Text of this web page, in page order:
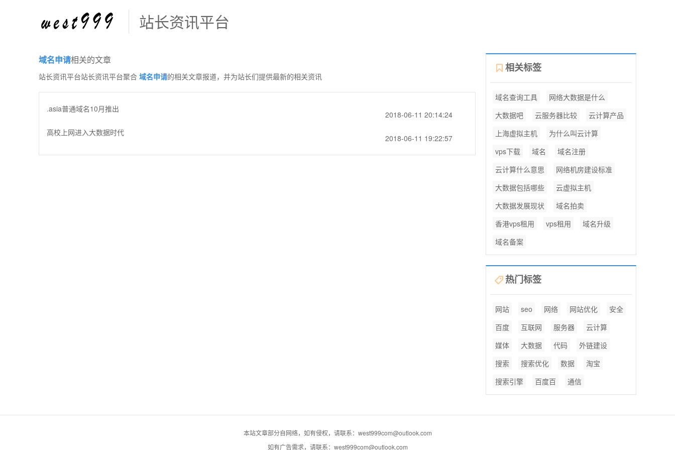
站长资讯平台
域名申请相关的文章
站长资讯平台站长资讯平台聚合 域名申请的相关文章报道，并为站长们提供最新的相关资讯
.asia普通域名10月推出
2018-06-11 20:14:24
高校上网进入大数据时代
2018-06-11 19:22:57
相关标签
域名查询工具
网络大数据是什么
大数据吧
云服务器比较
云计算产品
上海虚拟主机
为什么叫云计算
vps下载
域名
域名注册
云计算什么意思
网络机房建设标准
大数据包括哪些
云虚拟主机
大数据发展现状
域名拍卖
香港vps租用
vps租用
域名升级
域名备案
热门标签
网站 seo 网络 网站优化
安全
百度
互联网 服务器
云计算
媒体
大数据 代码
外链建设
搜索
搜索优化 数据
淘宝
搜索引擎
百度百 通信
本站文章部分自网络，如有侵权，请联系：west999com@outlook.com
如有广告需求，请联系：west999com@outlook.com